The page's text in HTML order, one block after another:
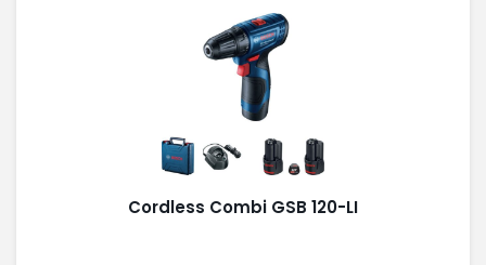
Cordless Combi GSB 120-LI